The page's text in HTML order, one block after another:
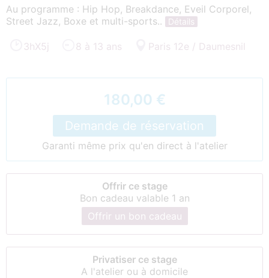
Au programme : Hip Hop, Breakdance, Eveil Corporel,
Street Jazz, Boxe et multi-sports..
Détails
3hX5j 8 à 13 ans Paris 12e / Daumesnil
180,00 €
Demande de réservation
Garanti même prix qu'en direct à l'atelier
Offrir ce stage
Bon cadeau valable 1 an
Offrir un bon cadeau
Privatiser ce stage
A l'atelier ou à domicile